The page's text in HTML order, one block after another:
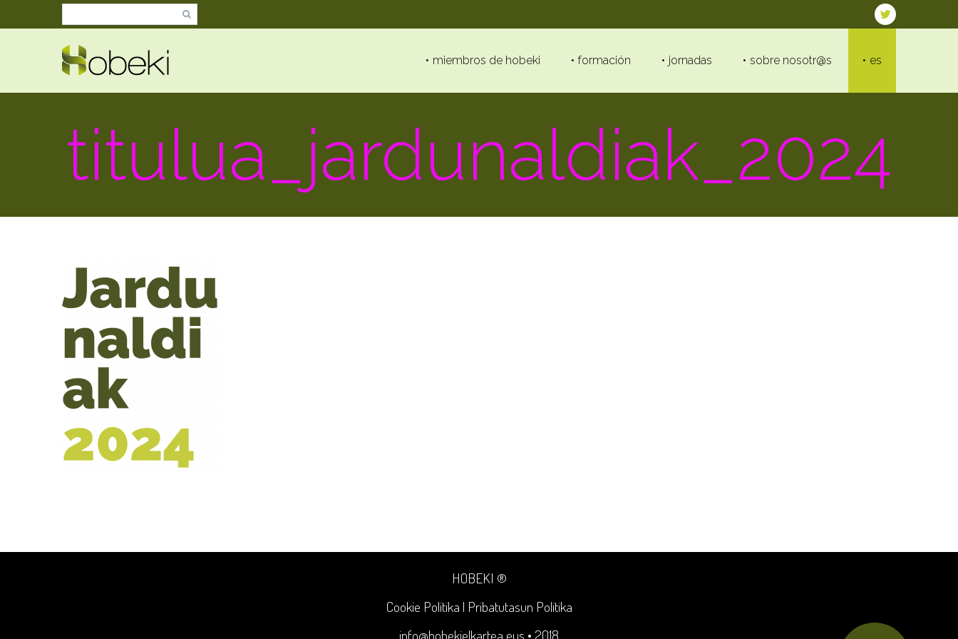
miembros de hobeki formación jornadas sobre nosotr@s es
titulua_jardunaldiak_2024
HOBEKI ®
Cookie Politika | Pribatutasun Politika
info@hobekielkartea.eus • 2018